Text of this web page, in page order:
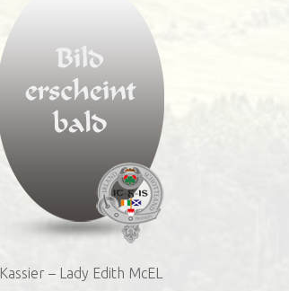
Kassier – Lady Edith McEL